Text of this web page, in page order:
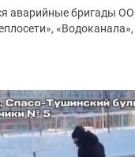
аварийные бригады